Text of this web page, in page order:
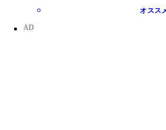
オスス